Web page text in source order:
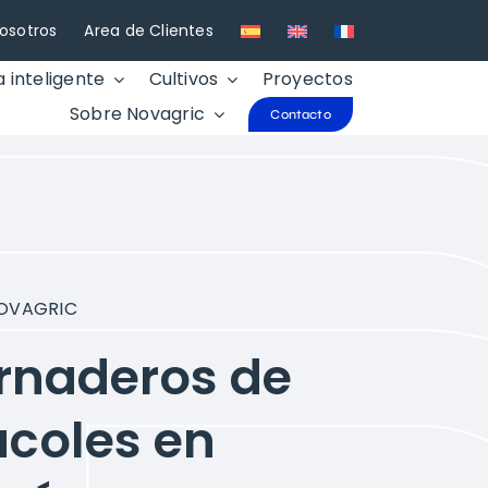
Area de Clientes
inteligente Cultivos
Proyectos
Sobre Novagric
Contacto
de
en